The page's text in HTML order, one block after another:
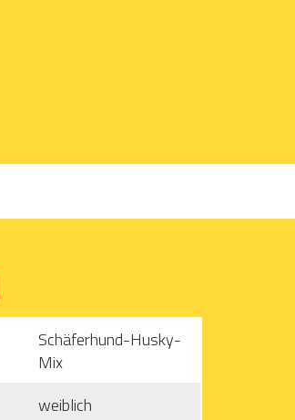
Schäferhund-Husky-
Mix
weiblich